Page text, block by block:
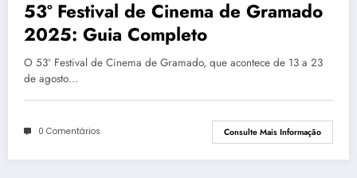
53º Festival de Cinema de Gramado
2025: Guia Completo
O 53º Festival de Cinema de Gramado, que acontece de 13 a 23
de agosto…
0 Comentários Consulte Mais Informação